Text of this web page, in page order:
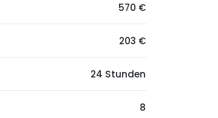
570 €
203 €
24 Stunden
8